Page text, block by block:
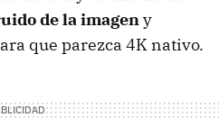
de la imageny
que parezca 4K nativo.